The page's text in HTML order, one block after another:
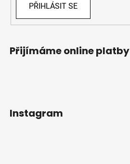
PŘIHLÁSIT SE
Přijímáme online platby
Instagram